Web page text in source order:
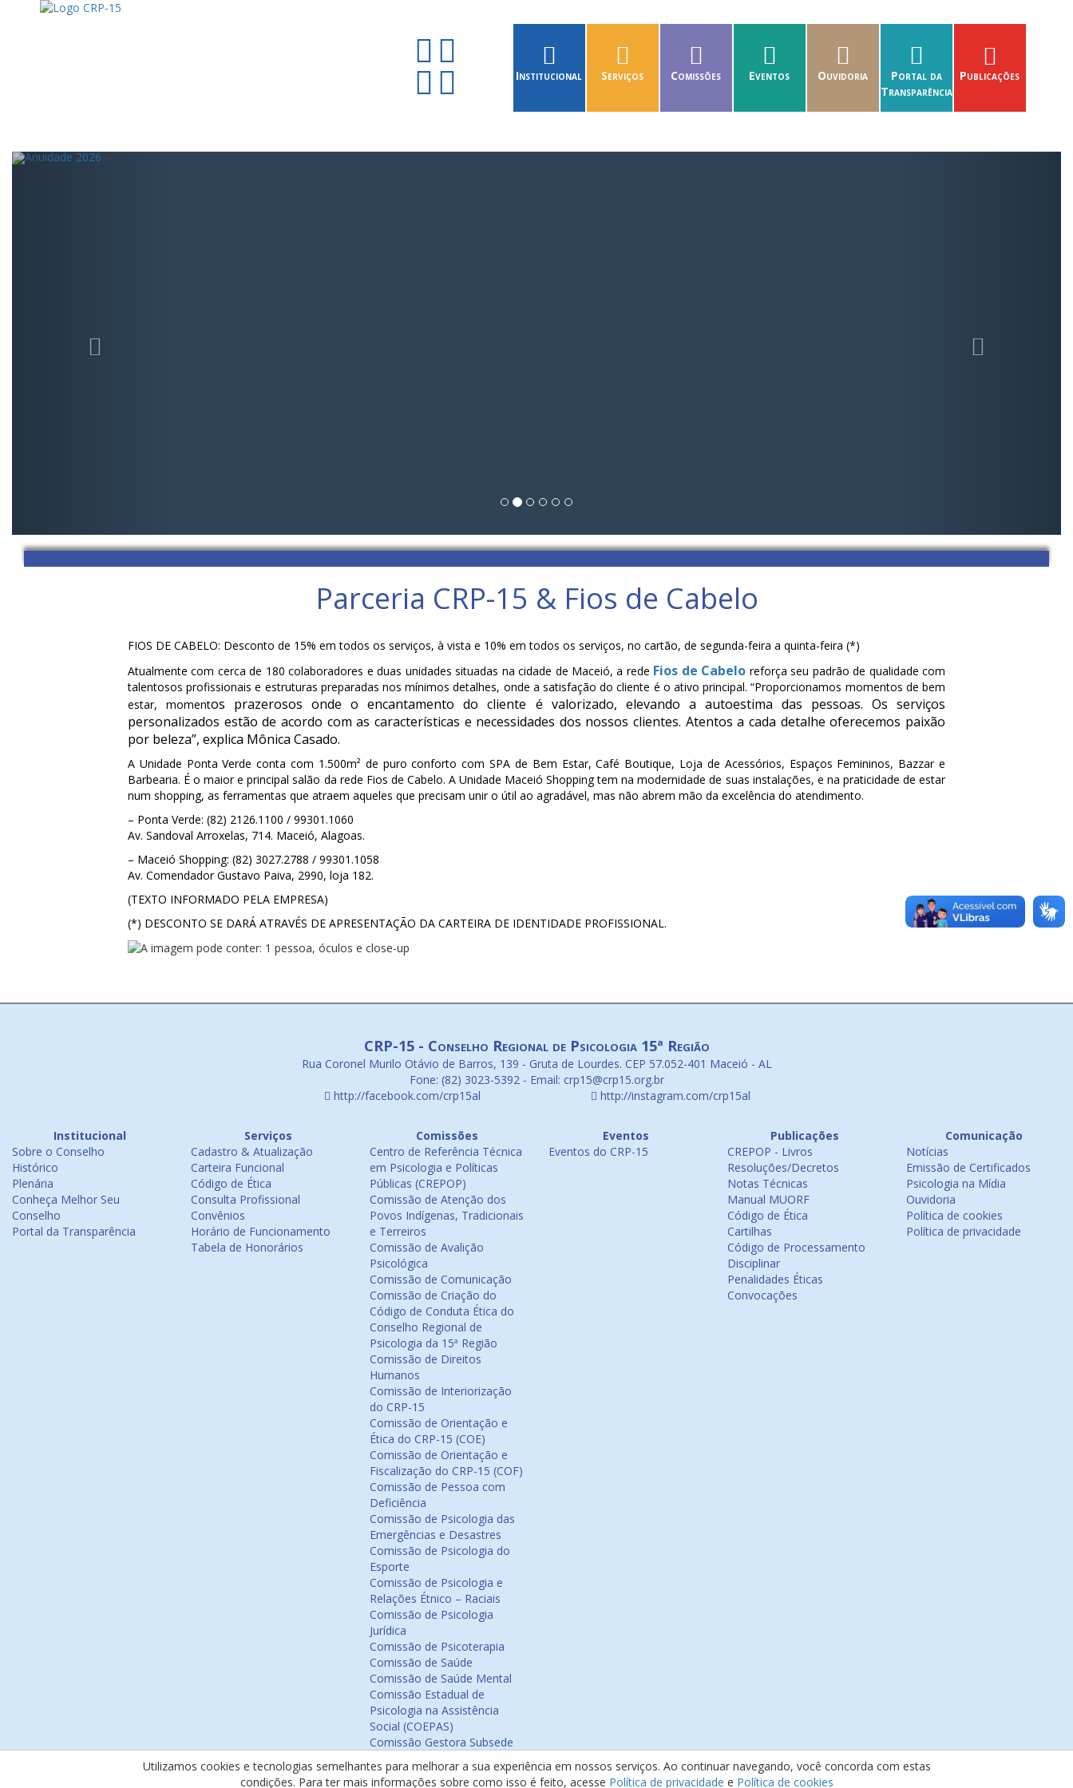
Institucional Serviços Comissões Eventos Ouvidoria
Portal da
Transparência
Publicações
Parceria CRP-15 & Fios de Cabelo
FIOS DE CABELO: Desconto de 15% em todos os serviços, à vista e 10% em todos os serviços, no cartão, de segunda-feira a quinta-feira (*)
Atualmente com cerca de 180 colaboradores e duas unidades situadas na cidade de Maceió, a rede Fios de Cabelo reforça seu padrão de qualidade com
talentosos profissionais e estruturas preparadas nos mínimos detalhes, onde a satisfação do cliente é o ativo principal. “Proporcionamos momentos de bem
estar, momentos prazerosos onde o encantamento do cliente é valorizado, elevando a autoestima das pessoas. Os serviços
personalizados estão de acordo com as características e necessidades dos nossos clientes. Atentos a cada detalhe oferecemos paixão
por beleza”, explica Mônica Casado.
A Unidade Ponta Verde conta com 1.500m² de puro conforto com SPA de Bem Estar, Café Boutique, Loja de Acessórios, Espaços Femininos, Bazzar e
Barbearia. É o maior e principal salão da rede Fios de Cabelo. A Unidade Maceió Shopping tem na modernidade de suas instalações, e na praticidade de estar
num shopping, as ferramentas que atraem aqueles que precisam unir o útil ao agradável, mas não abrem mão da excelência do atendimento.
– Ponta Verde: (82) 2126.1100 / 99301.1060
Av. Sandoval Arroxelas, 714. Maceió, Alagoas.
– Maceió Shopping: (82) 3027.2788 / 99301.1058
Av. Comendador Gustavo Paiva, 2990, loja 182.
(TEXTO INFORMADO PELA EMPRESA)
(*) DESCONTO SE DARÁ ATRAVÉS DE APRESENTAÇÃO DA CARTEIRA DE IDENTIDADE PROFISSIONAL.
CRP-15 - Conselho Regional de Psicologia 15ª Região
Rua Coronel Murilo Otávio de Barros, 139 - Gruta de Lourdes. CEP 57.052-401 Maceió - AL
Fone: (82) 3023-5392 - Email: crp15@crp15.org.br
http://facebook.com/crp15al
http://instagram.com/crp15al
Institucional
Sobre o Conselho
Histórico
Plenária
Conheça Melhor Seu
Conselho
Portal da Transparência
Serviços
Cadastro & Atualização
Carteira Funcional
Código de Ética
Consulta Profissional
Convênios
Horário de Funcionamento
Tabela de Honorários
Comissões
Centro de Referência Técnica
em Psicologia e Políticas
Públicas (CREPOP)
Comissão de Atenção dos
Povos Indígenas, Tradicionais
e Terreiros
Comissão de Avalição
Psicológica
Comissão de Comunicação
Comissão de Criação do
Código de Conduta Ética do
Conselho Regional de
Psicologia da 15ª Região
Comissão de Direitos
Humanos
Comissão de Interiorização
do CRP-15
Comissão de Orientação e
Ética do CRP-15 (COE)
Comissão de Orientação e
Fiscalização do CRP-15 (COF)
Comissão de Pessoa com
Deficiência
Comissão de Psicologia das
Emergências e Desastres
Comissão de Psicologia do
Esporte
Comissão de Psicologia e
Relações Étnico – Raciais
Comissão de Psicologia
Jurídica
Comissão de Psicoterapia
Comissão de Saúde
Comissão de Saúde Mental
Comissão Estadual de
Psicologia na Assistência
Social (COEPAS)
Comissão Gestora Subsede
Comissão Psicologia na
Eventos
Eventos do CRP-15
Publicações
CREPOP - Livros
Resoluções/Decretos
Notas Técnicas
Manual MUORF
Código de Ética
Cartilhas
Código de Processamento
Disciplinar
Penalidades Éticas
Convocações
Comunicação
Notícias
Emissão de Certificados
Psicologia na Mídia
Ouvidoria
Política de cookies
Política de privacidade
Utilizamos cookies e tecnologias semelhantes para melhorar a sua experiência em nossos serviços. Ao continuar navegando, você concorda com estas
condições. Para ter mais informações sobre como isso é feito, acesse Política de privacidade e Política de cookies